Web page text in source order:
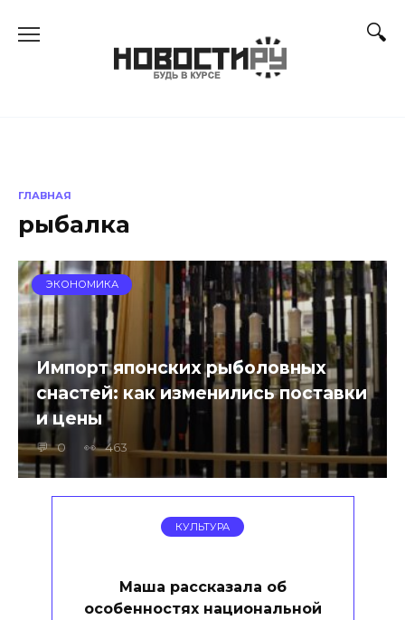
ГЛАВНАЯ
рыбалка
ЭКОНОМИКА
Импорт японских рыболовных
снастей: как изменились поставки
и цены
0 463
КУЛЬТУРА
Маша рассказала об
особенностях национальной